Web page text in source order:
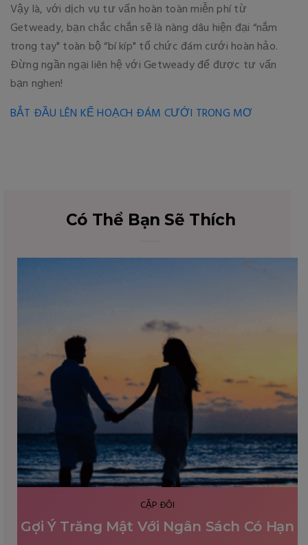
Vậy là, với dịch vụ tư vấn hoàn toàn miễn phí từ
Getweady, bạn chắc chắn sẽ là nàng dâu hiện đại “nắm
trong tay" toàn bộ “bí kíp" tổ chức đám cưới hoàn hảo.
Đừng ngần ngại liên hệ với Getweady để được tư vấn
bạn nghen!
BẮT ĐẦU LÊN KẾ HOẠCH ĐÁM CƯỚI TRONG MƠ
Có Thể Bạn Sẽ Thích
CẶP ĐÔI
Gợi Ý Trăng Mật Với Ngân Sách Có Hạn